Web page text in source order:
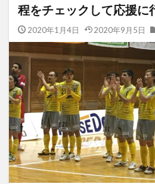
程をチェックして応援に
2020年1月4日 2020年9月5日